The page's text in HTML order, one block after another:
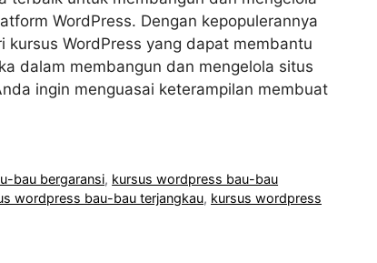
WordPress. Dengan kepopulerannya
WordPress yang dapat membantu
dalam membangun dan mengelola situs
ingin menguasai keterampilan membuat
bau bergaransi, kursus wordpress bau-bau
wordpress bau-bau terjangkau, kursus wordpress